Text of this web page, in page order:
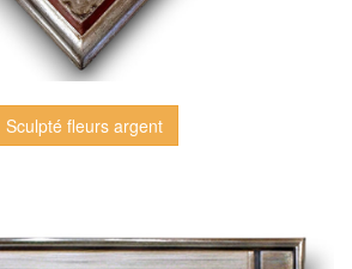
Sculpté fleurs argent